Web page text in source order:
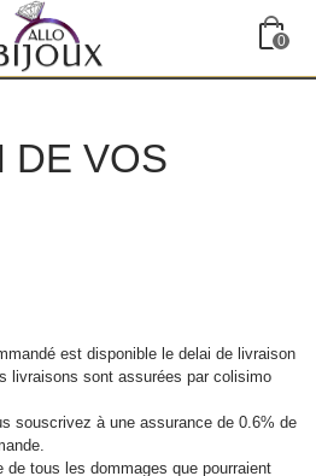
0
DE VOS
est disponible le delai de livraison
livraisons sont assurées par colisimo
souscrivez à une assurance de 0.6% de
tous les dommages que pourraient